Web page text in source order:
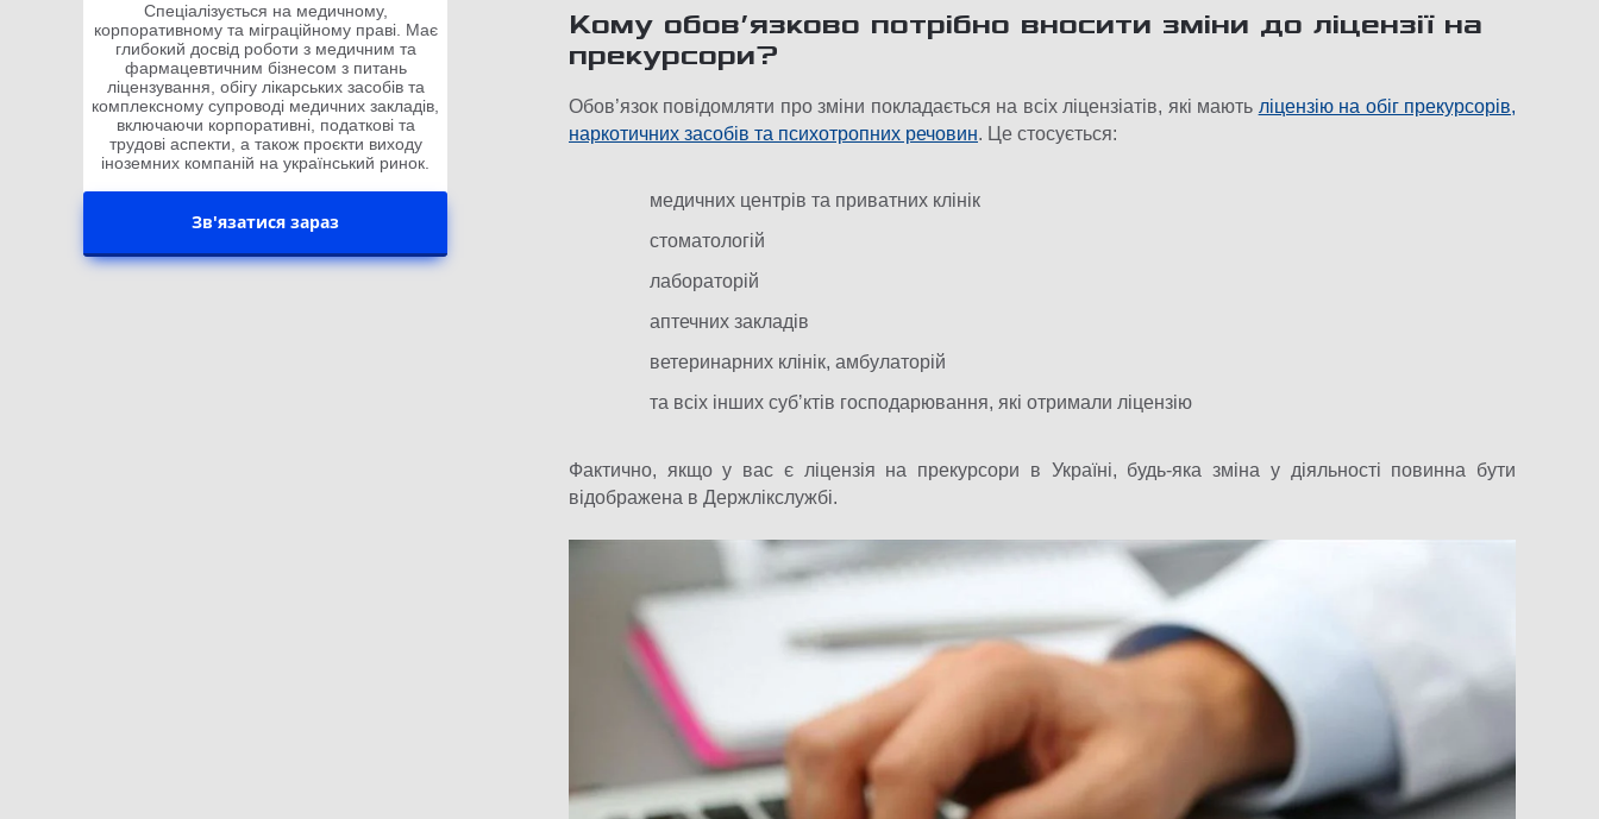
Спеціалізується на медичному,
корпоративному та міграційному праві. Має
глибокий досвід роботи з медичним та
фармацевтичним бізнесом з питань
ліцензування, обігу лікарських засобів та
комплексному супроводі медичних закладів,
включаючи корпоративні, податкові та
трудові аспекти, а також проєкти виходу
іноземних компаній на український ринок.
Зв'язатися зараз
Кому обов’язково потрібно вносити зміни до ліцензії на
прекурсори?
Обов’язок повідомляти про зміни покладається на всіх ліцензіатів, які мають ліцензію на обіг прекурсорів,
наркотичних засобів та психотропних речовин. Це стосується:
медичних центрів та приватних клінік
стоматологій
лабораторій
аптечних закладів
ветеринарних клінік, амбулаторій
та всіх інших субʼктів господарювання, які отримали ліцензію
Фактично, якщо у вас є ліцензія на прекурсори в Україні, будь-яка зміна у діяльності повинна бути
відображена в Держлікслужбі.